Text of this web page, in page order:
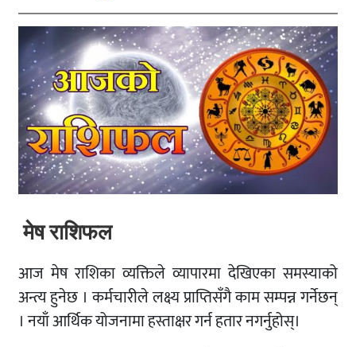
मेष राशिफल
आज मेष राशिका व्यक्तिले व्यापारमा देखिएका समस्याको
अन्त्य हुनेछ । कर्मचारीले लक्ष्य प्राप्तिसँगै काम सम्पन्न गर्नेछन्
। नयाँ आर्थिक योजनामा ​​हस्ताक्षर गर्न हतार नगर्नुहोस्।